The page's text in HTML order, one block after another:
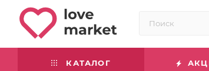
КАТАЛОГ